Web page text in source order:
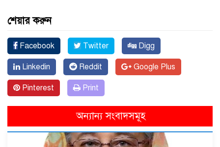
শেয়ার করুন
Facebook Twitter Digg
Linkedin Reddit Google Plus
Pinterest Print
অন্যান্য সংবাদসমূহ